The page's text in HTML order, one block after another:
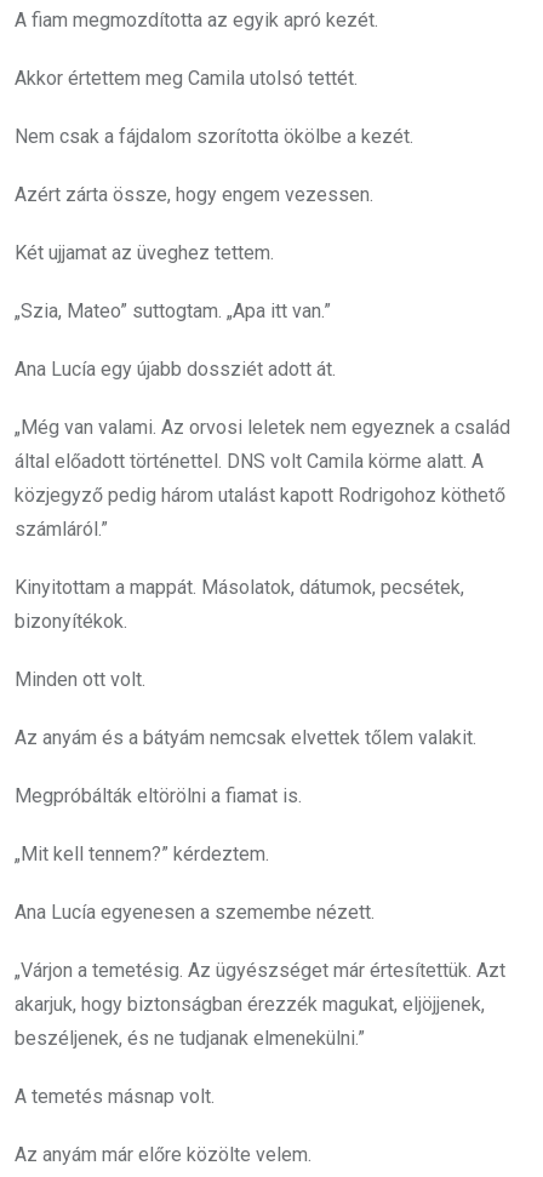
A fiam megmozdította az egyik apró kezét.
Akkor értettem meg Camila utolsó tettét.
Nem csak a fájdalom szorította ökölbe a kezét.
Azért zárta össze, hogy engem vezessen.
Két ujjamat az üveghez tettem.
„Szia, Mateo” suttogtam. „Apa itt van.”
Ana Lucía egy újabb dossziét adott át.
„Még van valami. Az orvosi leletek nem egyeznek a család
által előadott történettel. DNS volt Camila körme alatt. A
közjegyző pedig három utalást kapott Rodrigohoz köthető
számláról.”
Kinyitottam a mappát. Másolatok, dátumok, pecsétek,
bizonyítékok.
Minden ott volt.
Az anyám és a bátyám nemcsak elvettek tőlem valakit.
Megpróbálták eltörölni a fiamat is.
„Mit kell tennem?” kérdeztem.
Ana Lucía egyenesen a szemembe nézett.
„Várjon a temetésig. Az ügyészséget már értesítettük. Azt
akarjuk, hogy biztonságban érezzék magukat, eljöjjenek,
beszéljenek, és ne tudjanak elmenekülni.”
A temetés másnap volt.
Az anyám már előre közölte velem.